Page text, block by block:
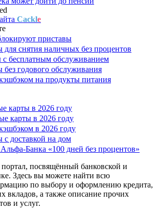
Cackle
приставы
снятия наличных без процентов
с бесплатным обслуживанием
годового обслуживания
на продукты питания
карты в 2026 году
карты в 2026 году
в 2026 году
доставкой на дом
Банка «100 дней без процентов»
посвящённый банковской и
Здесь вы можете найти всю
по выбору и оформлению кредита,
вкладов, а также описание прочих
и услуг.